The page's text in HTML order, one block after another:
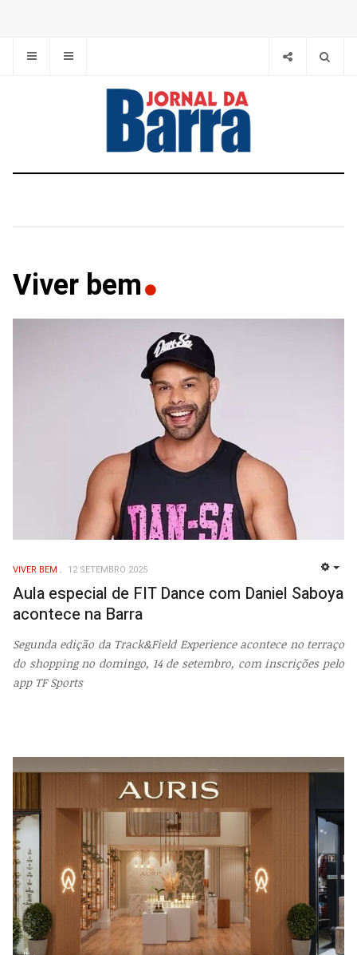
Viver bem
VIVER BEM 12 SETEMBRO 2025
Aula especial de FIT Dance com Daniel Saboya
acontece na Barra
Segunda edição da Track&Field Experience acontece no terraço
do shopping no domingo, 14 de setembro, com inscrições pelo
app TF Sports